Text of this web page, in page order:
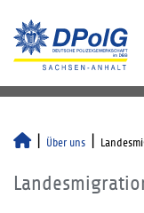
Über uns